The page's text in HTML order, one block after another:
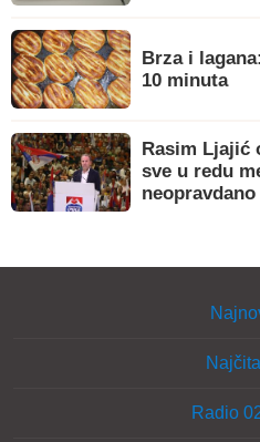
Brza i
10 minuta
Rasim Ljajić
sve u redu
Radio